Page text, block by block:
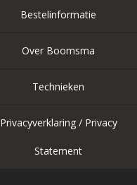
Bestelinformatie
Over Boomsma
Technieken
Privacyverklaring / Privacy
Statement